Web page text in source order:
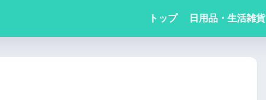
トップ 日用品・生活雑貨